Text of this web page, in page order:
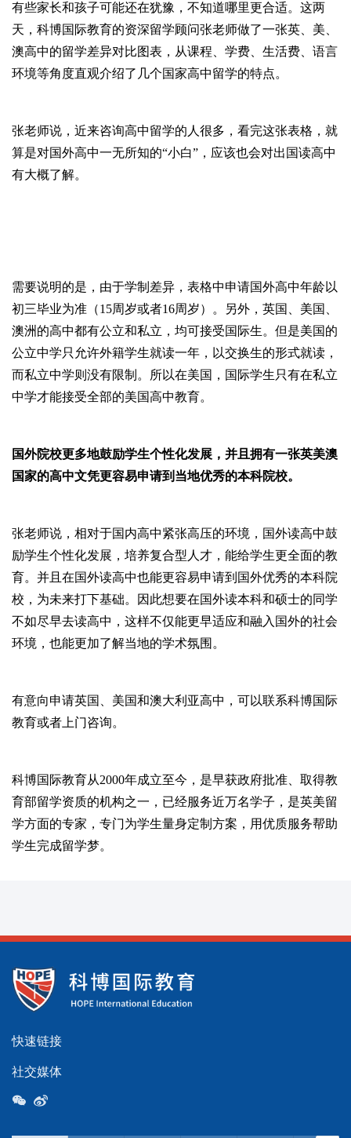
有些家长和孩子可能还在犹豫，不知道哪里更合适。这两
天，科博国际教育的资深留学顾问张老师做了一张英、美、
澳高中的留学差异对比图表，从课程、学费、生活费、语言
环境等角度直观介绍了几个国家高中留学的特点。
张老师说，近来咨询高中留学的人很多，看完这张表格，就
算是对国外高中一无所知的“小白”，应该也会对出国读高中
有大概了解。
需要说明的是，由于学制差异，表格中申请国外高中年龄以
初三毕业为准（15周岁或者16周岁）。另外，英国、美国、
澳洲的高中都有公立和私立，均可接受国际生。但是美国的
公立中学只允许外籍学生就读一年，以交换生的形式就读，
而私立中学则没有限制。所以在美国，国际学生只有在私立
中学才能接受全部的美国高中教育。
国外院校更多地鼓励学生个性化发展，并且拥有一张英美澳
国家的高中文凭更容易申请到当地优秀的本科院校。
张老师说，相对于国内高中紧张高压的环境，国外读高中鼓
励学生个性化发展，培养复合型人才，能给学生更全面的教
育。并且在国外读高中也能更容易申请到国外优秀的本科院
校，为未来打下基础。因此想要在国外读本科和硕士的同学
不如尽早去读高中，这样不仅能更早适应和融入国外的社会
环境，也能更加了解当地的学术氛围。
有意向申请英国、美国和澳大利亚高中，可以联系科博国际
教育或者上门咨询。
科博国际教育从2000年成立至今，是早获政府批准、取得教
育部留学资质的机构之一，已经服务近万名学子，是英美留
学方面的专家，专门为学生量身定制方案，用优质服务帮助
学生完成留学梦。
快速链接
社交媒体